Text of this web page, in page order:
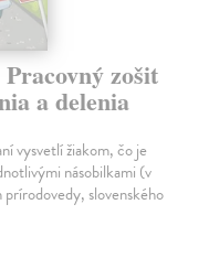
zošit
a delenia
vysvetlí žiakom, čo je
násobilkami (v
slovenského